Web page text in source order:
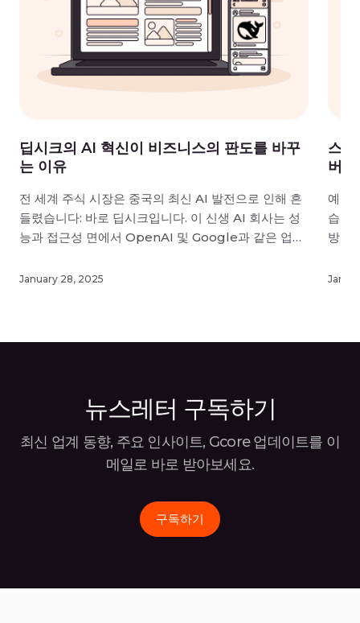
딥시크의 AI 혁신이 비즈니스의 판도를 바꾸
는 이유
전 세계 주식 시장은 중국의 최신 AI 발전으로 인해 흔
들렸습니다: 바로 딥시크입니다. 이 신생 AI 회사는 성
능과 접근성 면에서 OpenAI 및 Google과 같은 업계
DeepSeek-R1을 출시했습니다. OpenAI와 같은 경
January 28, 2025
스
버
예측
습니
방어
인 이
뉴스레터 구독하기
최신 업계 동향, 주요 인사이트, Gcore 업데이트를 이
메일로 바로 받아보세요.
구독하기